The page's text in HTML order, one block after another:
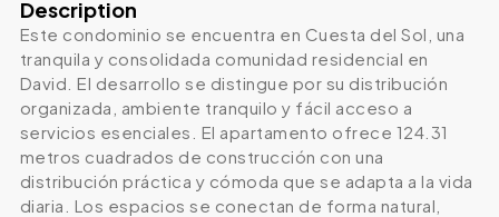
Description
Este condominio se encuentra en Cuesta del Sol, una
tranquila y consolidada comunidad residencial en
David. El desarrollo se distingue por su distribución
organizada, ambiente tranquilo y fácil acceso a
servicios esenciales. El apartamento ofrece 124.31
metros cuadrados de construcción con una
distribución práctica y cómoda que se adapta a la vida
diaria. Los espacios se conectan de forma natural,